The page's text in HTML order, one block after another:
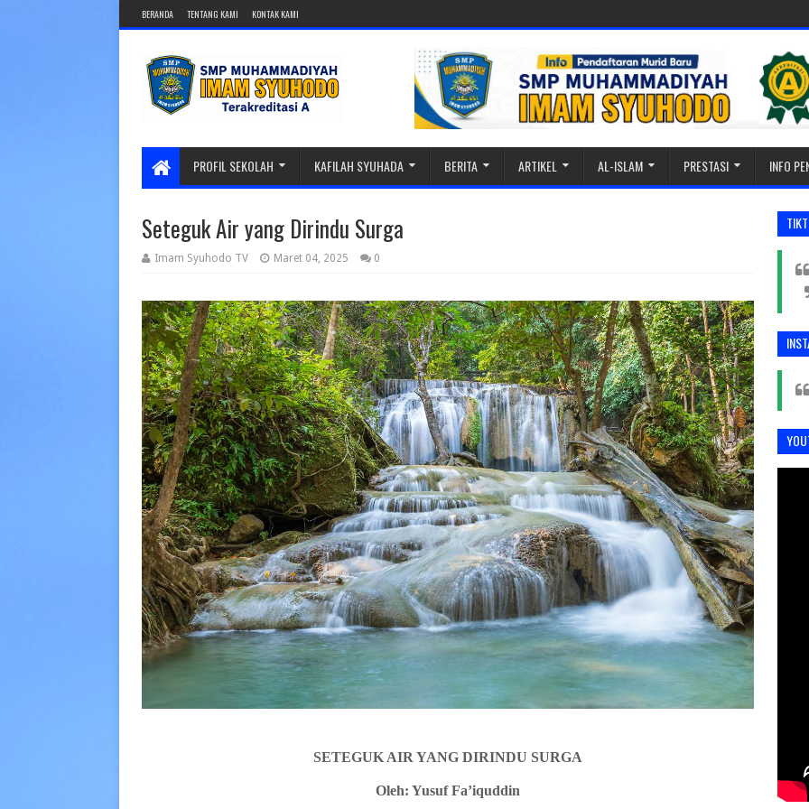
BERANDA TENTANG KAMI KONTAK KAMI
PROFIL SEKOLAH KAFILAH SYUHADA BERITA ARTIKEL AL-ISLAM PRESTASI INFO
Seteguk Air yang Dirindu Surga
Imam Syuhodo TV Maret 04, 2025 0
SETEGUK AIR YANG DIRINDU SURGA
Oleh: Yusuf Fa’iquddin